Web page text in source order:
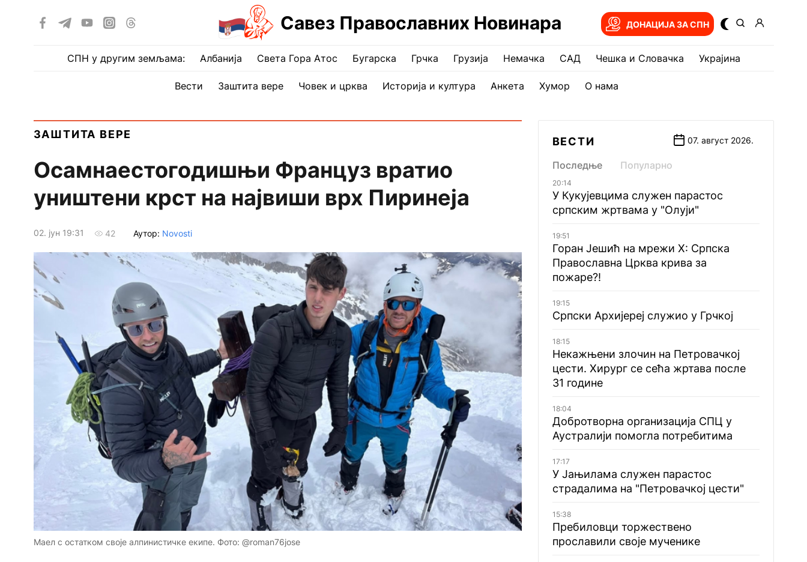
Савез Православних Новинара ДОНАЦИЈА ЗА СПН
СПН у другим земљама: Албанија Света Гора Атос Бугарска Грчка Грузија Немачка САД Чешка и Словачка Украјина
Вести Заштита вере Човек и црква Историја и култура Анкета Хумор О нама
ЗАШТИТА ВЕРЕ
Осамнаестогодишњи Француз вратио
уништени крст на највиши врх Пиринеја
02. јун 19:31 42 Аутор: Novosti
Маел с остатком своје алпинистичке екипе. Фото: @roman76jose
ВЕСТИ 07. август 2026.
Последње Популарно
20:14
У Кукујевцима служен парастос
српским жртвама у "Олуји"
19:51
Горан Јешић на мрежи Х: Српска
Православна Црква крива за
пожаре?!
19:15
Српски Архијереј служио у Грчкој
18:15
Некажњени злочин на Петровачкој
цести. Хирург се сећа жртава после
31 године
18:04
Добротворна организација СПЦ у
Аустралији помогла потребитима
17:17
У Јањилама служен парастос
страдалима на "Петровачкој цести"
15:38
Пребиловци торжествено
прославили своје мученике